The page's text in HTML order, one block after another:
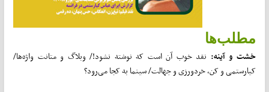
مطلب‌ها
خشت و آینه:نقد خوب آن است که نوشته نشود!/ وبلاگ و متانت واژه‌ها/
کیارستمی و کن، خردورزی و جهالت/ سینما به کجا می‌رود؟